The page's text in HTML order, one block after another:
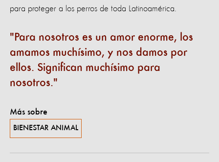
para proteger a los perros de toda Latinoamérica.
Para nosotros es un amor enorme, los
amamos muchísimo, y nos damos por
ellos. Significan muchísimo para
nosotros.
Más sobre
BIENESTAR ANIMAL